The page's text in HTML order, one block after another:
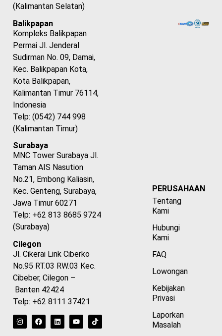
(Kalimantan Selatan)
Balikpapan
Kompleks Balikpapan
Permai Jl. Jenderal
Sudirman No. 09, Damai,
Kec. Balikpapan Kota,
Kota Balikpapan,
Kalimantan Timur 76114,
Indonesia
Telp: (0542) 744 998
(Kalimantan Timur)
Surabaya
MNC Tower Surabaya Jl.
Taman AIS Nasution
No.21, Embong Kaliasin,
Kec. Genteng, Surabaya,
Jawa Timur 60271
Telp: +62 813 8685 9724
(Surabaya)
Cilegon
Jl. Cikerai Link Ciberko
No.95 RT.03 RW.03 Kec.
Cibeber, Cilegon –
Banten 42424
Telp: +62 8111 37421
PERUSAHAAN
Tentang
Kami
Hubungi
Kami
FAQ
Lowongan
Kebijakan
Privasi
Laporkan
Masalah